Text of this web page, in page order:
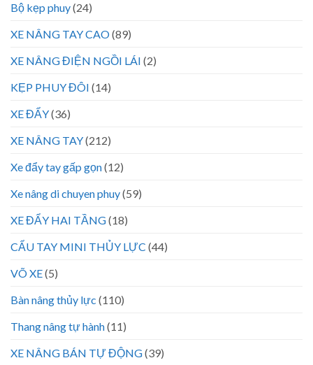
Bộ kẹp phuy(24)
XE NÂNG TAY CAO(89)
XE NÂNG ĐIỆN NGỒI LÁI (2)
KẸP PHUY ĐÔI (14)
XE ĐẨY(36)
XE NÂNG TAY(212)
Xe đẩy tay gấp gọn(12)
Xe nâng di chuyen phuy(59)
XE ĐẨY HAI TẦNG(18)
CẨU TAY MINI THỦY LỰC (44)
VÕ XE(5)
Bàn nâng thủy lực (110)
Thang nâng tự hành(11)
XE NÂNG BÁN TỰ ĐỘNG(39)